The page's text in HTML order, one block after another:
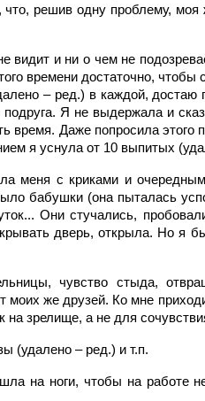
решив одну проблему, моя
видит и ни о чем не
времени достаточно, чтобы
– ред.) в каждой, достаю
Я не выдержала и
время. Даже попросила этого
я уснула от 10 выпитых
меня с криками и
бабушки (она пыталась
Они стучались,
дверь, открыла. Но я
чувство стыда,
моих же друзей. Ко мне
на зрелище, а не для
(удалено – ред.) и т.п.
на ноги, чтобы на работе